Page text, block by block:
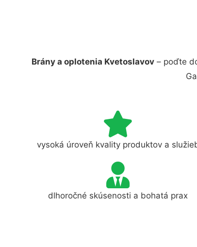
Brány a oplotenia Kvetoslavov– poďte
vysoká úroveň kvality produktov a
dlhoročné skúsenosti a bohatá prax